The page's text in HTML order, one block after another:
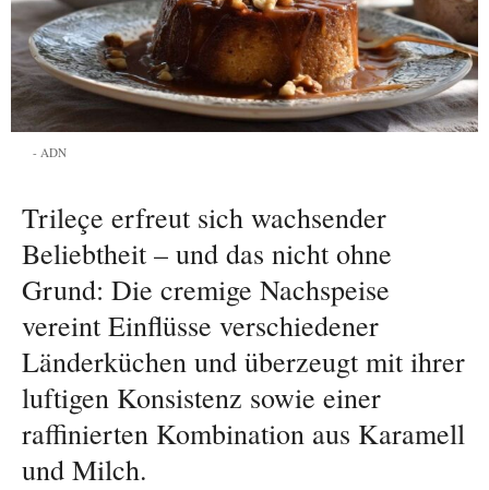
ADN
Trileçe erfreut sich wachsender
Beliebtheit – und das nicht ohne
Grund: Die cremige Nachspeise
vereint Einflüsse verschiedener
Länderküchen und überzeugt mit ihrer
luftigen Konsistenz sowie einer
raffinierten Kombination aus Karamell
und Milch.